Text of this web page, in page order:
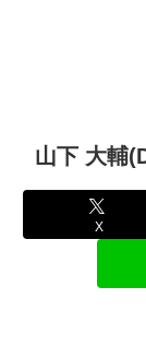
山下 大輔
X